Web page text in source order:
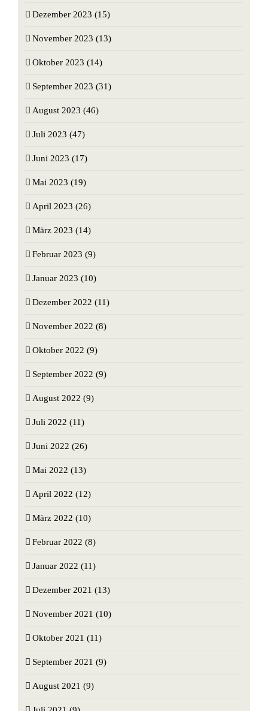
Dezember 2023 (15)
November 2023 (13)
Oktober 2023 (14)
September 2023 (31)
August 2023 (46)
Juli 2023 (47)
Juni 2023 (17)
Mai 2023 (19)
April 2023 (26)
März 2023 (14)
Februar 2023 (9)
Januar 2023 (10)
Dezember 2022 (11)
November 2022 (8)
Oktober 2022 (9)
September 2022 (9)
August 2022 (9)
Juli 2022 (11)
Juni 2022 (26)
Mai 2022 (13)
April 2022 (12)
März 2022 (10)
Februar 2022 (8)
Januar 2022 (11)
Dezember 2021 (13)
November 2021 (10)
Oktober 2021 (11)
September 2021 (9)
August 2021 (9)